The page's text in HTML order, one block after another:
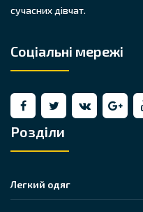
сучасних дівчат.
Соціальні мережі
Розділи
Легкий одяг